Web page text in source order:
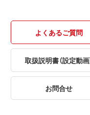
よくあるご質問
取扱説明書（設定動画
お問合せ